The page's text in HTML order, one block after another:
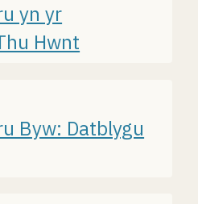
yn yr
Hwnt
Byw: Datblygu